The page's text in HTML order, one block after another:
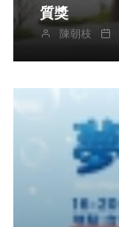
質獎
陳朝枝